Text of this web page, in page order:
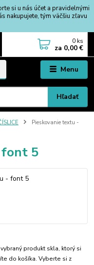
si u nás účet a pravidelnými
nakupujete, tým väčšiu zľavu
Menu
Hľadať
0 ks
za 0,00 €
Pieskovanie textu -
5
produkt skla, ktorý si
do košíka. Vyberte si z